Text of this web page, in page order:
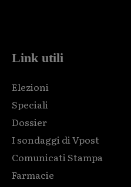
Link utili
Elezioni
Speciali
Dossier
I sondaggi di Vpost
Comunicati Stampa
Farmacie